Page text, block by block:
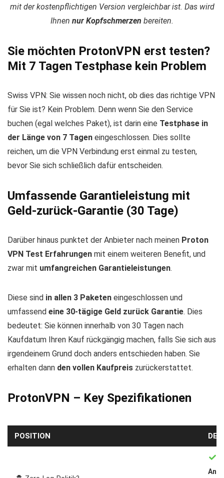
mit der kostenpflichtigen Version vergleichbar ist. Das wird
Ihnen nur Kopfschmerzen bereiten.
Sie möchten ProtonVPN erst testen?
Mit 7 Tagen Testphase kein Problem
Swiss VPN: Sie wissen noch nicht, ob dies das richtige VPN
für Sie ist? Kein Problem. Denn wenn Sie den Service
buchen (egal welches Paket), ist darin eine Testphase in
der Länge von 7 Tagen eingeschlossen. Dies sollte
reichen, um die VPN Verbindung erst einmal zu testen,
bevor Sie sich schließlich dafür entscheiden.
Umfassende Garantieleistung mit
Geld-zurück-Garantie (30 Tage)
Darüber hinaus punktet der Anbieter nach meinen Proton
VPN Test Erfahrungen mit einem weiteren Benefit, und
zwar mit umfangreichen Garantieleistungen.
Diese sind in allen 3 Paketen eingeschlossen und
umfassend eine 30-tägige Geld zurück Garantie. Dies
bedeutet: Sie können innerhalb von 30 Tagen nach
Kaufdatum Ihren Kauf rückgängig machen, falls Sie sich aus
irgendeinem Grund doch anders entschieden haben. Sie
erhalten dann den vollen Kaufpreis zurückerstattet.
ProtonVPN – Key Spezifikationen
POSITION